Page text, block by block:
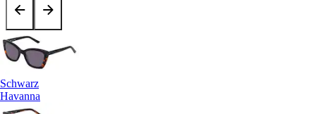
Schwarz
Havanna